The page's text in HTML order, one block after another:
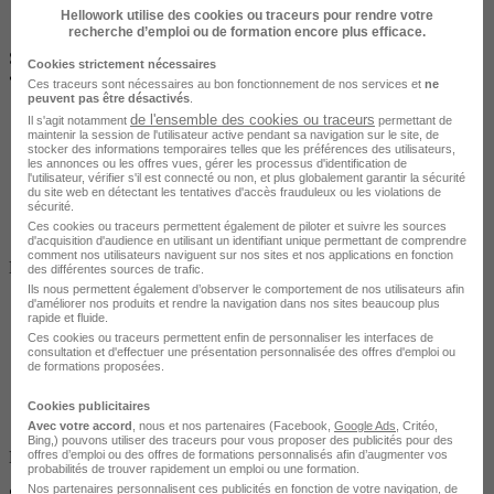
SAINTES
•
En centre / En entreprise
Salarié en poste /
Demandeur d'emploi / Entreprise
Non finançable CPF
Hellowork utilise des cookies ou traceurs pour rendre votre
recherche d’emploi ou de formation encore plus efficace.
Cookies strictement nécessaires
Ces traceurs sont nécessaires au bon fonctionnement de nos services et ne
peuvent pas être désactivés
Il s'agit notamment de l'ensemble des cookies ou traceurs permettant de
maintenir la session de l'utilisateur active pendant sa navigation sur le site, de
stocker des informations temporaires telles que les préférences des utilisateurs,
les annonces ou les offres vues, gérer les processus d'identification de
l'utilisateur, vérifier s'il est connecté ou non, et plus globalement garantir la sécurité
du site web en détectant les tentatives d'accès frauduleux ou les violations de
sécurité.
Ces cookies ou traceurs permettent également de piloter et suivre les sources
d'acquisition d'audience en utilisant un identifiant unique permettant de comprendre
comment nos utilisateurs naviguent sur nos sites et nos applications en fonction
des différentes sources de trafic.
Ils nous permettent également d’observer le comportement de nos utilisateurs afin
d'améliorer nos produits et rendre la navigation dans nos sites beaucoup plus
rapide et fluide.
Ces cookies ou traceurs permettent enfin de personnaliser les interfaces de
consultation et d'effectuer une présentation personnalisée des offres d'emploi ou
de formations proposées.
Cookies publicitaires
Avec votre accord , nous et nos partenaires (Facebook, Google Ads , Critéo,
Bing,) pouvons utiliser des traceurs pour vous proposer des publicités pour des
offres d’emploi ou des offres de formations personnalisés afin d’augmenter vos
probabilités de trouver rapidement un emploi ou une formation.
Nos partenaires personnalisent ces publicités en fonction de votre navigation, de